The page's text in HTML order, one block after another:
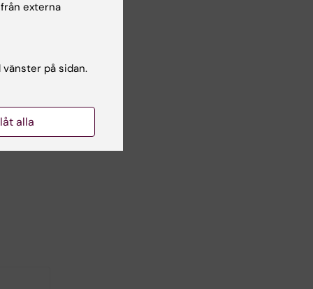
externa
på sidan.
alla